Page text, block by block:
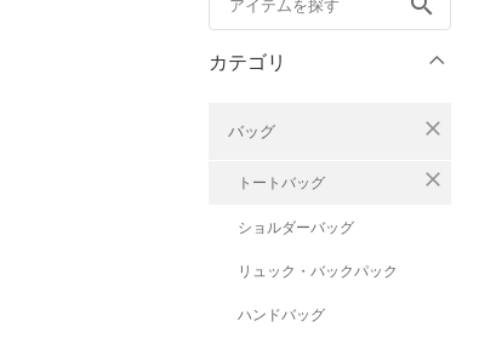
カテゴリ
バッグ close
トートバッグ close
ショルダーバッグ
リュック・バックパック
ハンドバッグ